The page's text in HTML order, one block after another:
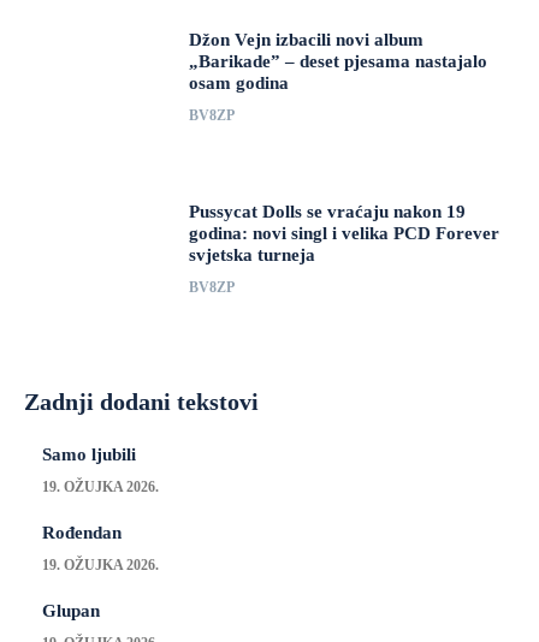
Džon Vejn izbacili novi album
„Barikade” – deset pjesama nastajalo
osam godina
BV8ZP
Pussycat Dolls se vraćaju nakon 19
godina: novi singl i velika PCD Forever
svjetska turneja
BV8ZP
Zadnji dodani tekstovi
Samo ljubili
19. OŽUJKA 2026.
Rođendan
19. OŽUJKA 2026.
Glupan